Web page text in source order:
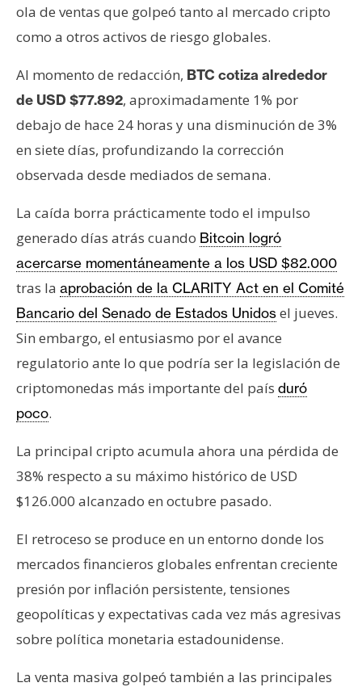
R
e
u
r
s
o
s
C
o
n
t
a
c
t
o
y
P
l
i
c
i
d
ola de ventas que golpeó tanto al mercado cripto
como a otros activos de riesgo globales.
Al momento de redacción, BTC cotiza alrededor
de USD $77.892, aproximadamente 1% por
debajo de hace 24 horas y una disminución de 3%
en siete días, profundizando la corrección
observada desde mediados de semana.
La caída borra prácticamente todo el impulso
generado días atrás cuando Bitcoin logró
acercarse momentáneamente a los USD $82.000
tras la aprobación de la CLARITY Act en el Comité
Bancario del Senado de Estados Unidosel jueves.
Sin embargo, el entusiasmo por el avance
regulatorio ante lo que podría ser la legislación de
criptomonedas más importante del país duró
poco.
La principal cripto acumula ahora una pérdida de
38% respecto a su máximo histórico de USD
$126.000 alcanzado en octubre pasado.
El retroceso se produce en un entorno donde los
mercados financieros globales enfrentan creciente
presión por inflación persistente, tensiones
geopolíticas y expectativas cada vez más agresivas
sobre política monetaria estadounidense.
La venta masiva golpeó también a las principales